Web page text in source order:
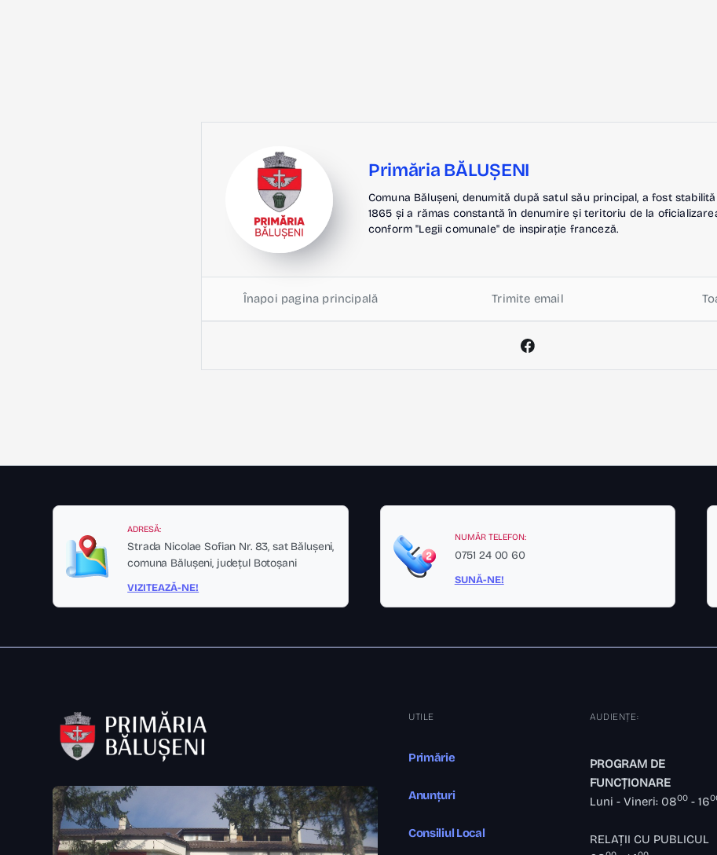
Primăria BĂLUȘENI
Comuna Bălușeni, denumită după satul său principal, a fost
1865 și a rămas constantă în denumire și teritoriu de la
conform "Legii comunale" de inspirație franceză.
Înapoi pagina principală Trimite email
ADRESĂ:
Strada Nicolae Sofian Nr. 83, sat Bălușeni,
comuna Bălușeni, județul Botoșani
VIZITEAZĂ-NE!
NUMĂR TELEFON:
0751 24 00 60
SUNĂ-NE!
UTILE
Primărie
Anunțuri
Consiliul Local
AUDIENȚE:
PROGRAM DE
FUNCȚIONARE
Luni - Vineri: 0800- 16
RELAȚII CU PUBLICUL